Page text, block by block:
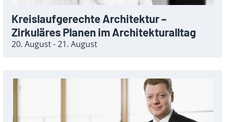
Kreislaufgerechte Architektur –
Zirkuläres Planen im Architekturalltag
20. August - 21. August